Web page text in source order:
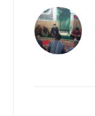
navigation